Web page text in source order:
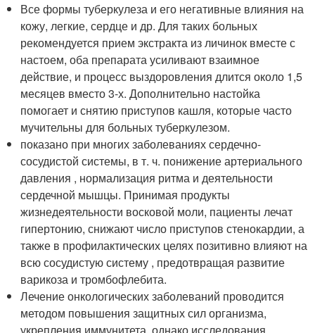
Все формы туберкулеза и его негативные влияния на
кожу, легкие, сердце и др. Для таких больных
рекомендуется прием экстракта из личинок вместе с
настоем, оба препарата усиливают взаимное
действие, и процесс выздоровления длится около 1,5
месяцев вместо 3-х. Дополнительно настойка
помогает и снятию приступов кашля, которые часто
мучительны для больных туберкулезом.
показано при многих заболеваниях сердечно-
сосудистой системы, в т. ч. понижение артериального
давления , нормализация ритма и деятельности
сердечной мышцы. Принимая продукты
жизнедеятельности восковой моли, пациенты лечат
гипертонию, снижают число приступов стенокардии, а
также в профилактических целях позитивно влияют на
всю сосудистую систему , предотвращая развитие
варикоза и тромбофлебита.
Лечение онкологических заболеваний проводится
методом повышения защитных сил организма,